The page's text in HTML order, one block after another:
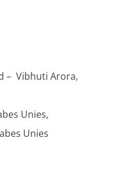
– Vibhuti Arora,
Unies,
Unies